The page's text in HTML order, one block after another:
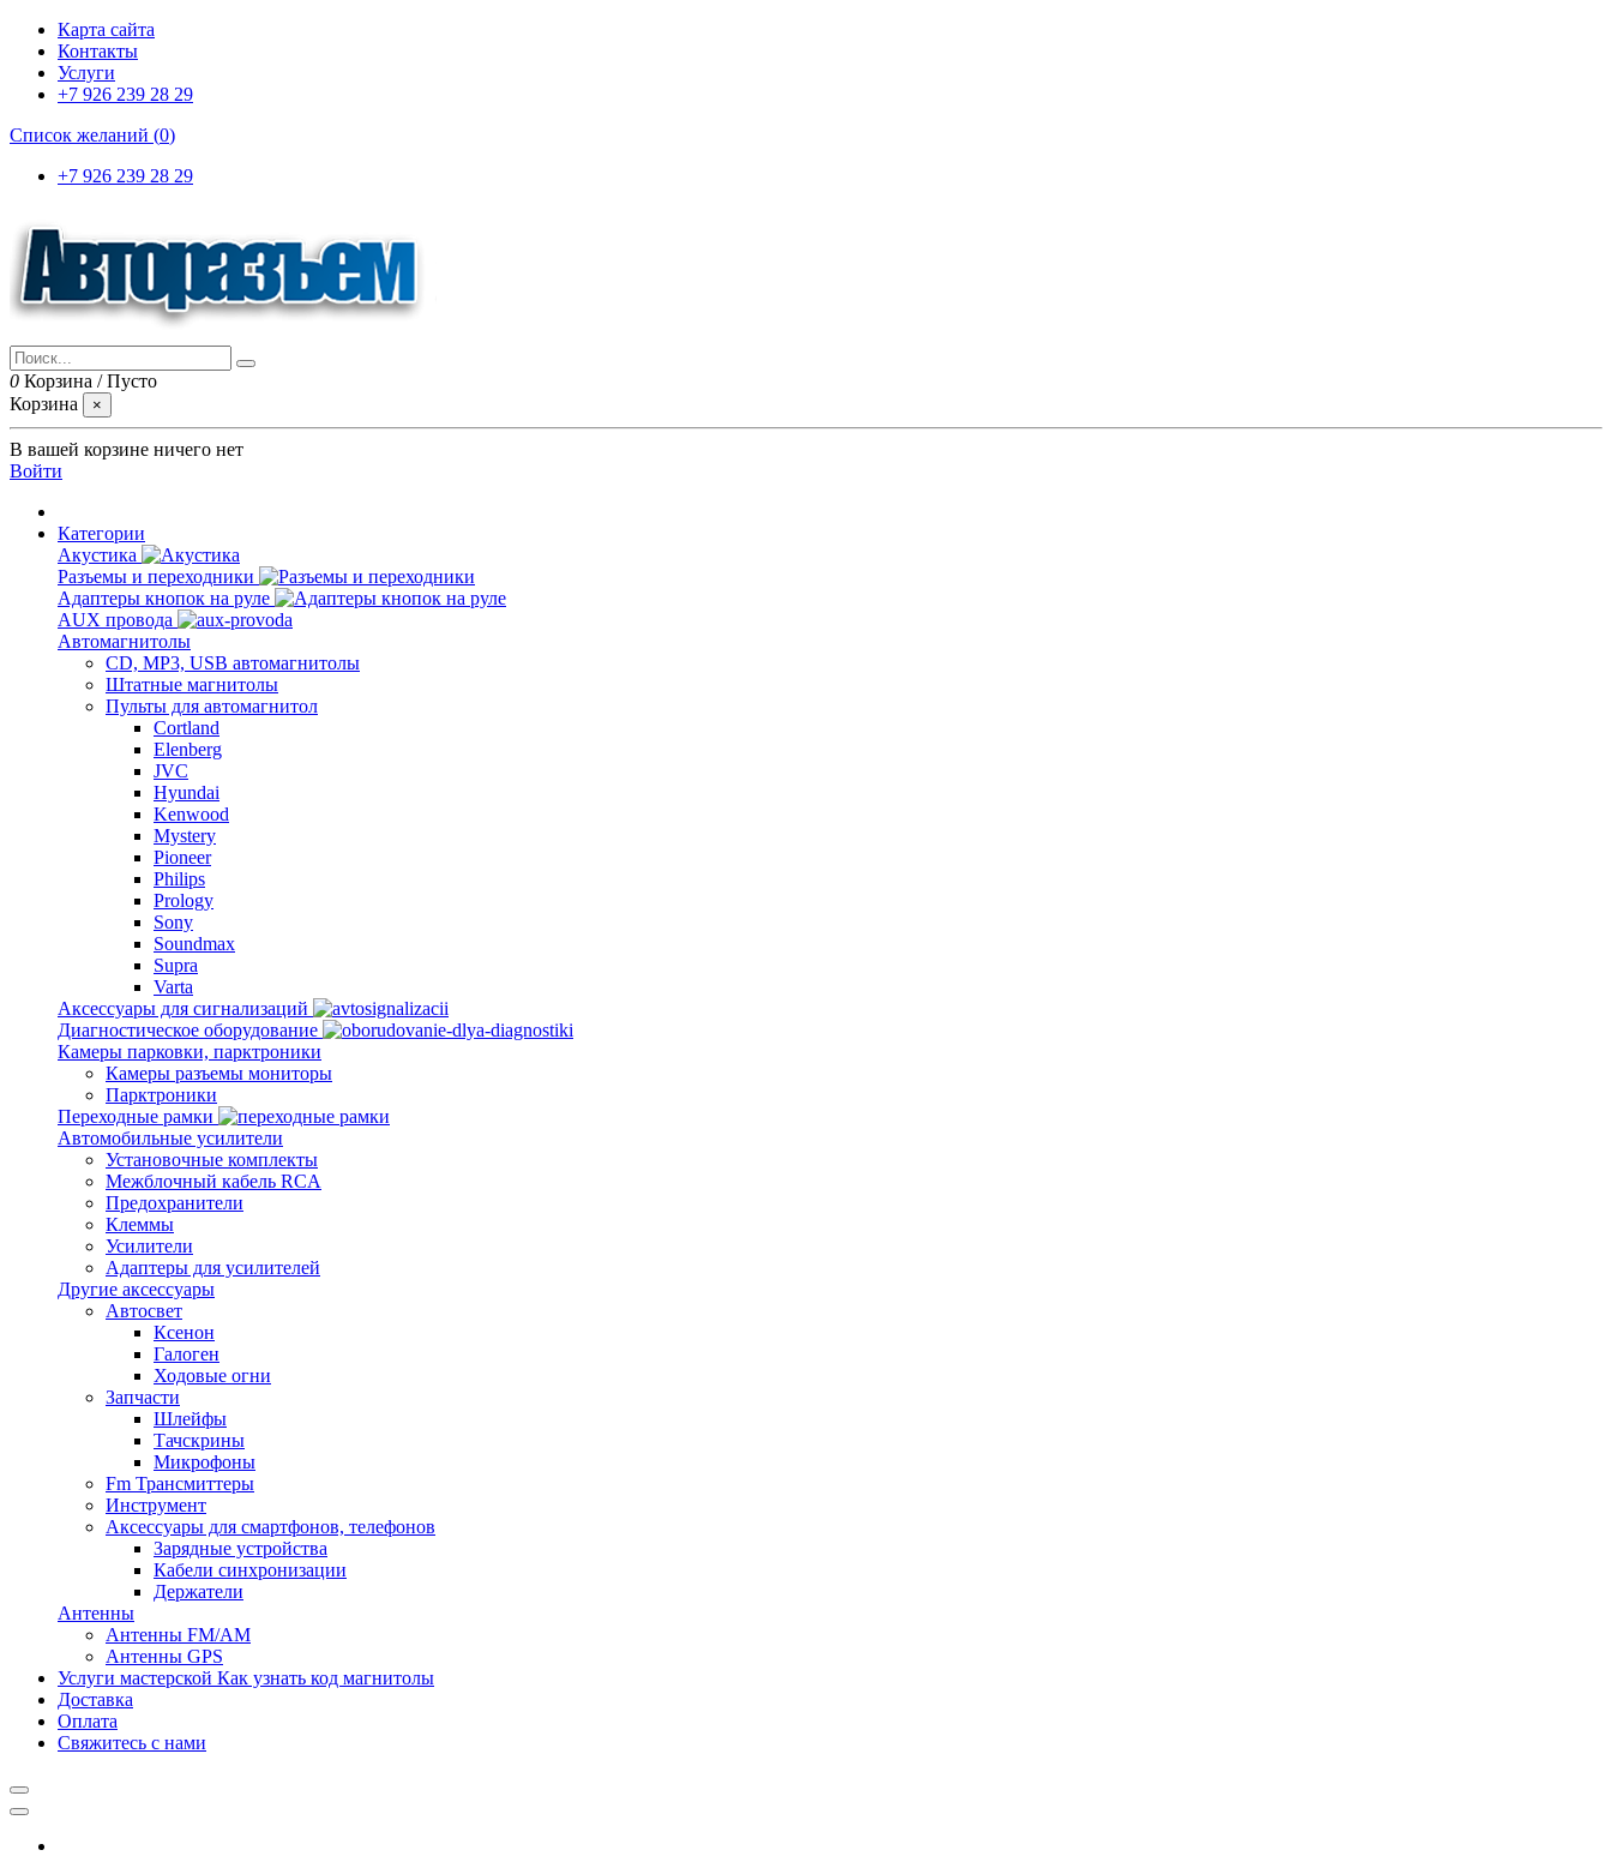
Карта сайта
Контакты
Услуги
+7 926 239 28 29
Список желаний (0)
+7 926 239 28 29
0 Корзина /Пусто
Корзина
×
В вашей корзине ничего нет
Войти
Категории
Акустика
Разъемы и переходники
Адаптеры кнопок на руле
AUX провода
Автомагнитолы
CD, MP3, USB автомагнитолы
Штатные магнитолы
Пульты для автомагнитол
Cortland
Elenberg
JVC
Hyundai
Kenwood
Mystery
Pioneer
Philips
Prology
Sony
Soundmax
Supra
Varta
Аксессуары для сигнализаций
Диагностическое оборудование
Камеры парковки, парктроники
Камеры разъемы мониторы
Парктроники
Переходные рамки
Автомобильные усилители
Установочные комплекты
Межблочный кабель RCA
Предохранители
Клеммы
Усилители
Адаптеры для усилителей
Другие аксессуары
Автосвет
Ксенон
Галоген
Ходовые огни
Запчасти
Шлейфы
Тачскрины
Микрофоны
Fm Трансмиттеры
Инструмент
Аксессуары для смартфонов, телефонов
Зарядные устройства
Кабели синхронизации
Держатели
Антенны
Антенны FM/AM
Антенны GPS
Услуги мастерской Как узнать код магнитолы
Доставка
Оплата
Свяжитесь с нами